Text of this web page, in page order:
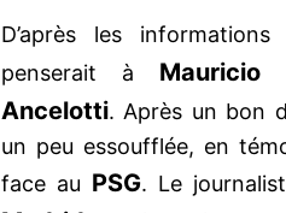
D’après les
penserait à Mauricio
Ancelotti. Après un bon
un peu essoufflée, en
face au PSG. Le